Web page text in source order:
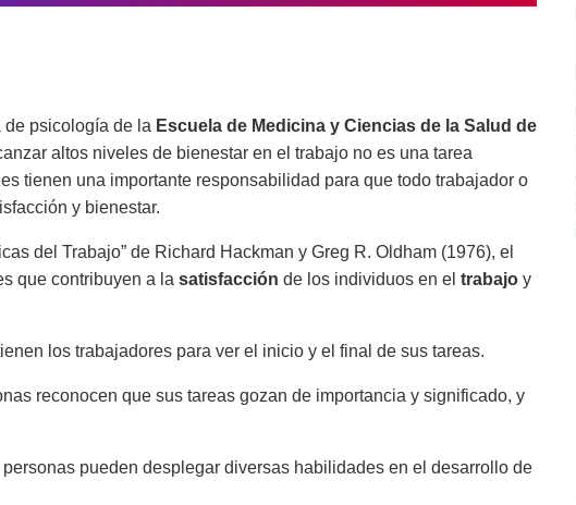
de psicología de la Escuela de Medicina y Ciencias de la Salud de
altos niveles de bienestar en el trabajo no es una tarea
tienen una importante responsabilidad para que todo trabajador o
y bienestar.
del Trabajo” de Richard Hackman y Greg R. Oldham (1976), el
que contribuyen a la satisfacción de los individuos en el trabajo y
los trabajadores para ver el inicio y el final de sus tareas.
reconocen que sus tareas gozan de importancia y significado, y
pueden desplegar diversas habilidades en el desarrollo de